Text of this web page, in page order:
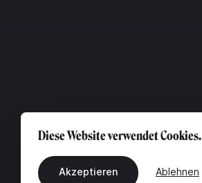
Diese Website verwendet Cookies.
Akzeptieren Ablehnen